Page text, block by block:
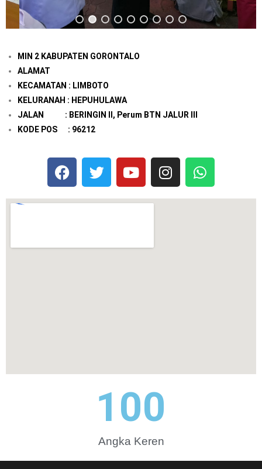
MIN 2 KABUPATEN GORONTALO
ALAMAT
KECAMATAN : LIMBOTO
KELURANAH : HEPUHULAWA
JALAN : BERINGIN II, Perum BTN JALUR III
KODE POS : 96212
Angka Keren
100